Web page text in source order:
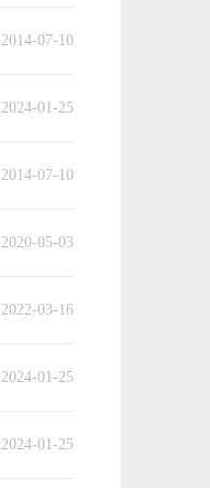
2014-07-10
2024-01-25
2014-07-10
2020-05-03
2022-03-16
2024-01-25
2024-01-25